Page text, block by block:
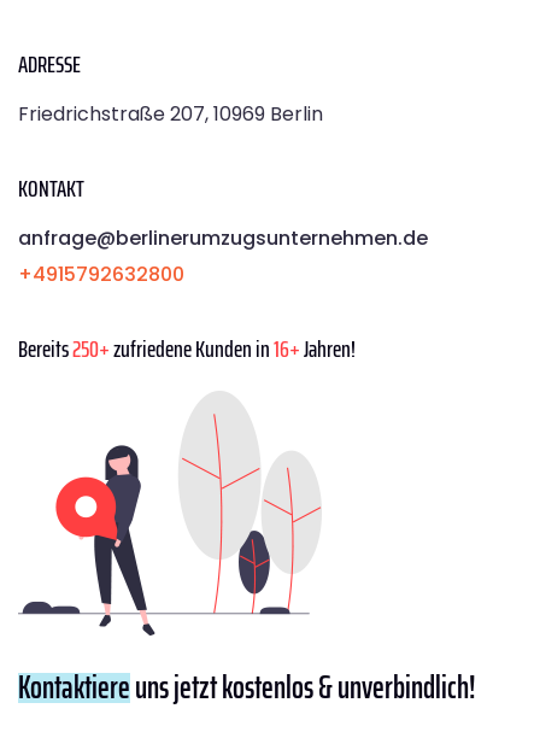
ADRESSE
Friedrichstraße 207, 10969 Berlin
KONTAKT
anfrage@berlinerumzugsunternehmen.de
+4915792632800
Bereits250+zufriedene Kunden in16+Jahren!
Kontaktiereuns jetzt kostenlos & unverbindlich!